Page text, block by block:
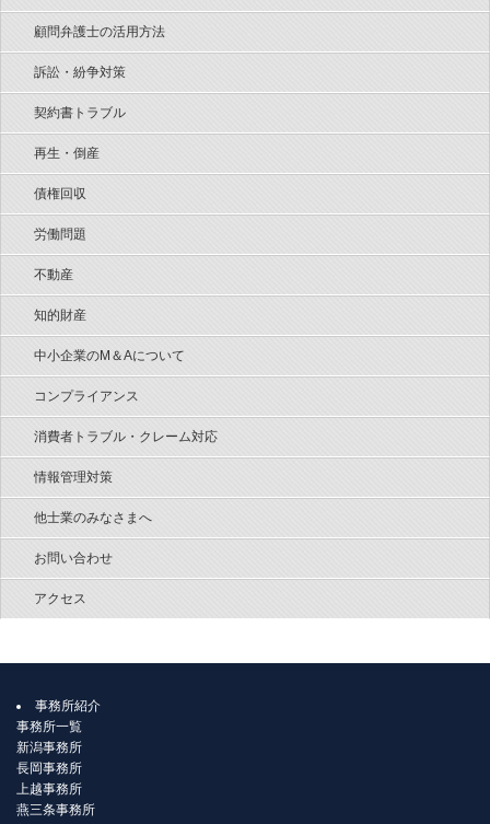
顧問弁護士の活用方法
訴訟・紛争対策
契約書トラブル
再生・倒産
債権回収
労働問題
不動産
知的財産
中小企業のM＆Aについて
コンプライアンス
消費者トラブル・クレーム対応
情報管理対策
他士業のみなさまへ
お問い合わせ
アクセス
事務所紹介
事務所一覧
新潟事務所
長岡事務所
上越事務所
燕三条事務所